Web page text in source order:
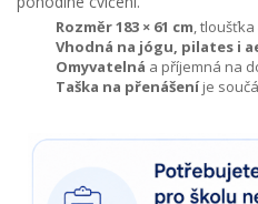
Rozměr 183 × 61 cm, tloušťka
Vhodná na jógu, pilates i
Omyvatelná a příjemná na
Taška na přenášeníje